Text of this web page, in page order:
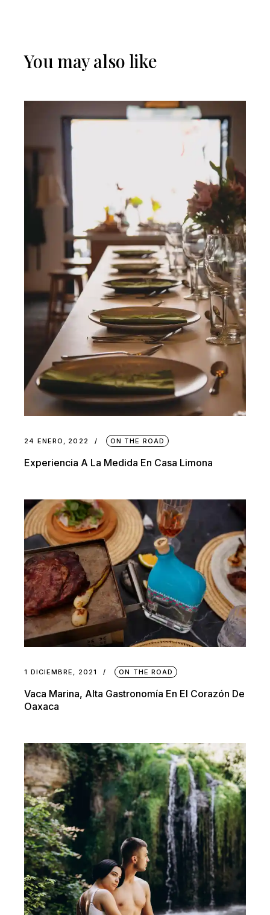
You may also like
24 ENERO, 2022 ON THE ROAD
Experiencia A La Medida En Casa Limona
1 DICIEMBRE, 2021 ON THE ROAD
Vaca Marina, Alta Gastronomía En El Corazón De
Oaxaca